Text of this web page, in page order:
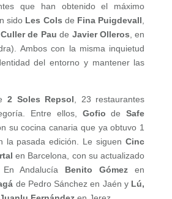
que han obtenido el máximo
sido Les Cols de Fina Puigdevall
Culler de Pau de Javier Olleros , en
Ambos con la misma inquietud
del entorno y mantener las
2 Soles Repsol , 23 restaurantes
Entre ellos, Gofio deSafe
su cocina canaria que ya obtuvo 1
la pasada edición. Le siguen Cinc
en Barcelona, con su actualizado
En Andalucía Benito Gómez en
de Pedro Sánchez en Jaén y Lú,